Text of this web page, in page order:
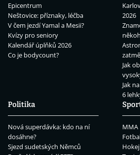
Epicentrum
Neštovice: příznaky, léčba
V čem jezdí Yamal a Mesii?
Kvízy pro seniory
Kalendář úplňků 2026
Co je bodycount?
2026
Jak
Jak
6
Politika
Nová superdávka: kdo na ní
dosáhne?
Sjezd sudetských Němců
MMA